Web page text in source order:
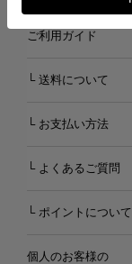
ご利用ガイド
└ 送料について
└ お支払い方法
└ よくあるご質問
└ ポイントについて
個人のお客様の